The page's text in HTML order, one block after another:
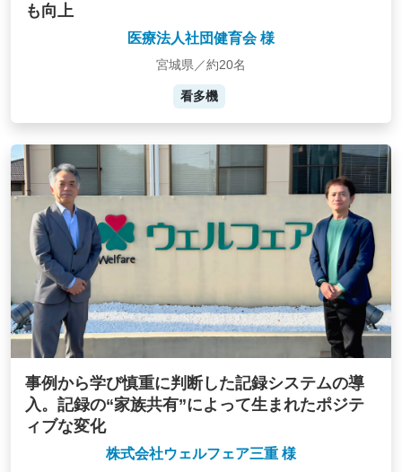
も向上
医療法人社団健育会 様
宮城県／約20名
看多機
事例から学び慎重に判断した記録システムの導
入。記録の“家族共有”によって生まれたポジテ
ィブな変化
株式会社ウェルフェア三重 様